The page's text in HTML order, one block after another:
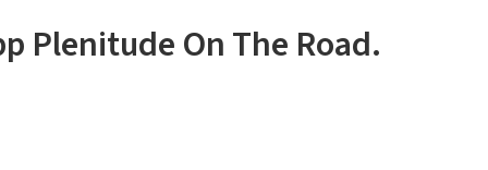
Plenitude On The Road.